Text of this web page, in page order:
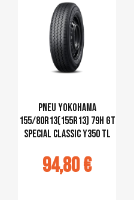
PNEU YOKOHAMA
155/80R13(155R13) 79H GT
Special Classic Y350 TL
94,80 €